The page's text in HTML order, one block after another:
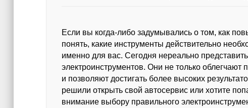
Если вы когда-либо задумывались о том, как
понять, какие инструменты действительно
именно для вас. Сегодня нереально
электроинструментов. Они не только
и позволяют достигать более высоких
решили открыть свой автосервис или хотите
внимание выбору правильного